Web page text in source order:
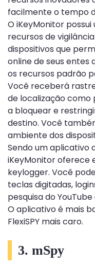
facilmente o tempo
O iKeyMonitor
recursos de
dispositivos que
online de seus entes
os recursos padrão
Você receberá
de localização como
a bloquear e
destino. Você
ambiente dos
Sendo um aplicativo
iKeyMonitor oferece
keylogger. Você
teclas digitadas,
pesquisa do
O aplicativo é mais
FlexiSPY mais caro.
3. mSpy